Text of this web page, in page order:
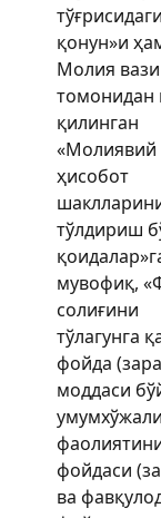
қонун»и
Молия
томонидан
қилинган
«Молиявий
ҳисобот
тўлдириш
мувофиқ,
солиғини
тўлагунга
фойда
моддаси
фойдаси
ва